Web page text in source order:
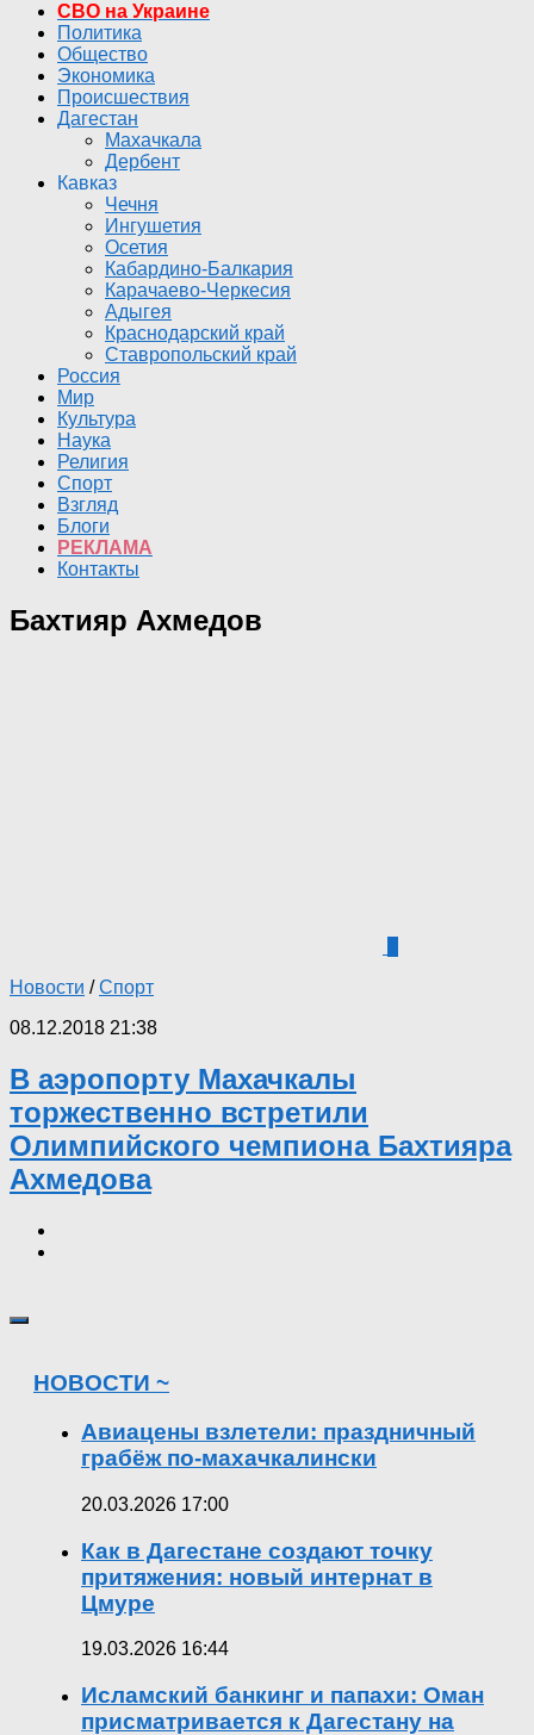
СВО на Украине
Политика
Общество
Экономика
Происшествия
Дагестан
Махачкала
Дербент
Кавказ
Чечня
Ингушетия
Осетия
Кабардино-Балкария
Карачаево-Черкесия
Адыгея
Краснодарский край
Ставропольский край
Россия
Мир
Культура
Наука
Религия
Спорт
Взгляд
Блоги
РЕКЛАМА
Контакты
Бахтияр Ахмедов
Новости /Спорт
08.12.2018 21:38
В аэропорту Махачкалы
торжественно встретили
Олимпийского чемпиона Бахтияра
Ахмедова
НОВОСТИ ~
Авиацены взлетели: праздничный
грабёж по-махачкалински
20.03.2026 17:00
Как в Дагестане создают точку
притяжения: новый интернат в
Цмуре
19.03.2026 16:44
Исламский банкинг и папахи: Оман
присматривается к Дагестану на